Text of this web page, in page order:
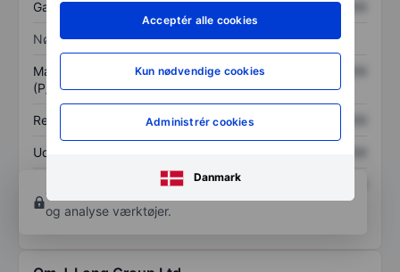
Acceptér alle cookies
Kun nødvendige cookies
Administrér cookies
Danmark
Gæld XXXXXXX XXXXXXX
Nøgletal
Markedsværdi/omsætning
(P/S)
XXXXXXX
Resultat pr. aktie (EPS) XXXXXXX
Udbytte pr. aktie
XXXXXXX
Opret konto
og analyse værktøjer.